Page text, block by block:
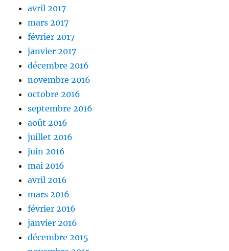
avril 2017
mars 2017
février 2017
janvier 2017
décembre 2016
novembre 2016
octobre 2016
septembre 2016
août 2016
juillet 2016
juin 2016
mai 2016
avril 2016
mars 2016
février 2016
janvier 2016
décembre 2015